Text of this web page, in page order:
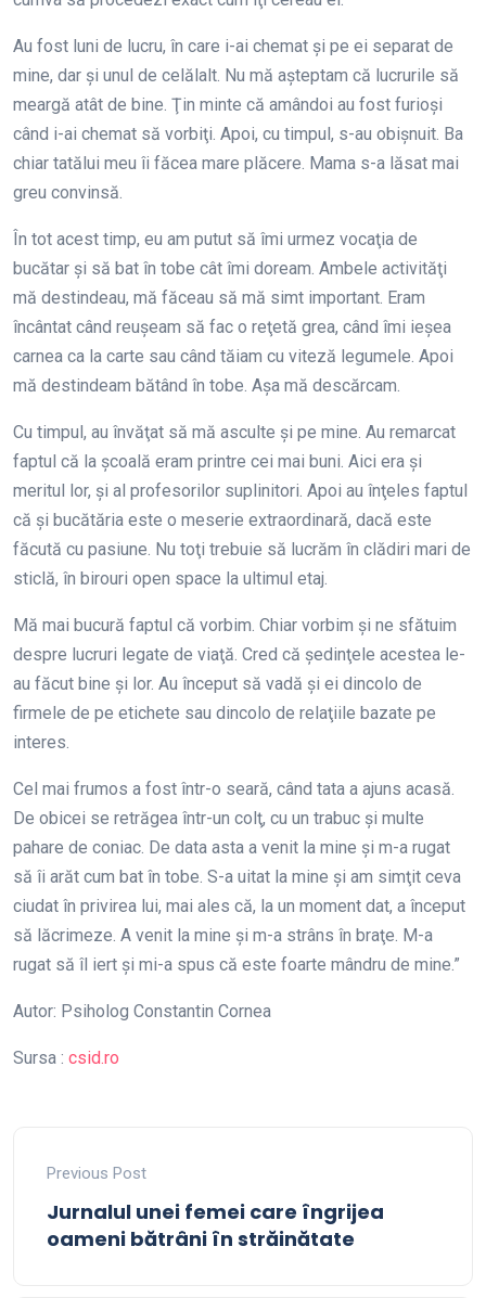
Au fost luni de lucru, în care i-ai chemat şi pe ei separat de
mine, dar şi unul de celălalt. Nu mă aşteptam că lucrurile să
meargă atât de bine. Ţin minte că amândoi au fost furioşi
când i-ai chemat să vorbiţi. Apoi, cu timpul, s-au obişnuit. Ba
chiar tatălui meu îi făcea mare plăcere. Mama s-a lăsat mai
greu convinsă.
În tot acest timp, eu am putut să îmi urmez vocaţia de
bucătar şi să bat în tobe cât îmi doream. Ambele activităţi
mă destindeau, mă făceau să mă simt important. Eram
încântat când reuşeam să fac o reţetă grea, când îmi ieşea
carnea ca la carte sau când tăiam cu viteză legumele. Apoi
mă destindeam bătând în tobe. Aşa mă descărcam.
Cu timpul, au învăţat să mă asculte şi pe mine. Au remarcat
faptul că la şcoală eram printre cei mai buni. Aici era şi
meritul lor, şi al profesorilor suplinitori. Apoi au înţeles faptul
că şi bucătăria este o meserie extraordinară, dacă este
făcută cu pasiune. Nu toţi trebuie să lucrăm în clădiri mari de
sticlă, în birouri open space la ultimul etaj.
Mă mai bucură faptul că vorbim. Chiar vorbim şi ne sfătuim
despre lucruri legate de viaţă. Cred că şedinţele acestea le-
au făcut bine şi lor. Au început să vadă şi ei dincolo de
firmele de pe etichete sau dincolo de relaţiile bazate pe
interes.
Cel mai frumos a fost într-o seară, când tata a ajuns acasă.
De obicei se retrăgea într-un colţ, cu un trabuc şi multe
pahare de coniac. De data asta a venit la mine şi m-a rugat
să îi arăt cum bat în tobe. S-a uitat la mine şi am simţit ceva
ciudat în privirea lui, mai ales că, la un moment dat, a început
să lăcrimeze. A venit la mine şi m-a strâns în braţe. M-a
rugat să îl iert şi mi-a spus că este foarte mândru de mine.”
Autor: Psiholog Constantin Cornea
Sursa : csid.ro
Previous Post
Jurnalul unei femei care îngrijea
oameni bătrâni în străinătate